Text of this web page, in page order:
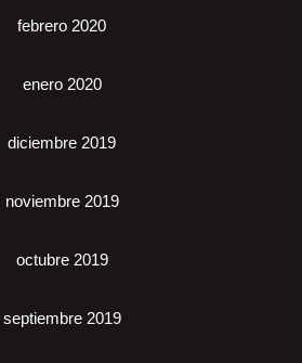
febrero 2020
enero 2020
diciembre 2019
noviembre 2019
octubre 2019
septiembre 2019